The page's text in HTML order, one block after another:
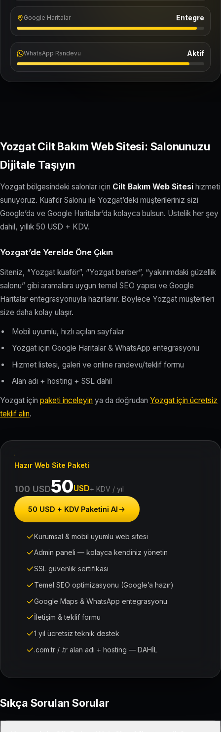
Google Haritalar Entegre
WhatsApp Randevu Aktif
Yozgat Cilt Bakım Web Sitesi: Salonunuzu
Dijitale Taşıyın
Yozgat bölgesindeki salonlar için Cilt Bakım Web Sitesi hizmeti
sunuyoruz. Kuaför Salonu ile Yozgat’deki müşterileriniz sizi
Google’da ve Google Haritalar’da kolayca bulsun. Üstelik her şey
dahil, yıllık 50 USD + KDV.
Yozgat’de Yerelde Öne Çıkın
Siteniz, “Yozgat kuaför”, “Yozgat berber”, “yakınımdaki güzellik
salonu” gibi aramalara uygun temel SEO yapısı ve Google
Haritalar entegrasyonuyla hazırlanır. Böylece Yozgat müşterileri
size daha kolay ulaşır.
Mobil uyumlu, hızlı açılan sayfalar
Yozgat için Google Haritalar & WhatsApp entegrasyonu
Hizmet listesi, galeri ve online randevu/teklif formu
Alan adı + hosting + SSL dahil
Yozgat için paketi inceleyin ya da doğrudan Yozgat için ücretsiz
teklif alın.
Hazır Web Site Paketi
100 USD50USD+ KDV / yıl
50 USD + KDV Paketini Al
Kurumsal & mobil uyumlu web sitesi
Admin paneli — kolayca kendiniz yönetin
SSL güvenlik sertifikası
Temel SEO optimizasyonu (Google’a hazır)
Google Maps & WhatsApp entegrasyonu
İletişim & teklif formu
1 yıl ücretsiz teknik destek
.com.tr / .tr alan adı + hosting — DAHİL
Sıkça Sorulan Sorular